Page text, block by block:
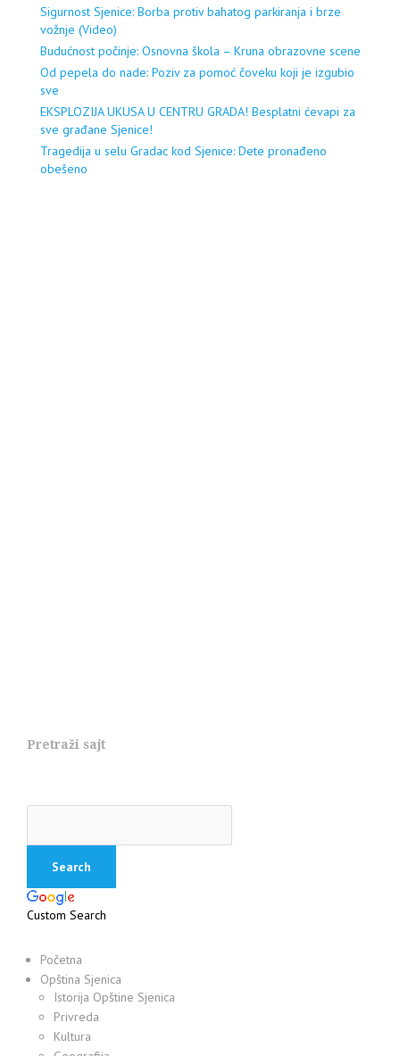
Sigurnost Sjenice: Borba protiv bahatog parkiranja i brze
vožnje (Video)
Budućnost počinje: Osnovna škola – Kruna obrazovne scene
Od pepela do nade: Poziv za pomoć čoveku koji je izgubio
sve
EKSPLOZIJA UKUSA U CENTRU GRADA! Besplatni ćevapi za
sve građane Sjenice!
Tragedija u selu Gradac kod Sjenice: Dete pronađeno
obešeno
Pretraži sajt
Custom Search
Početna
Opština Sjenica
Istorija Opštine Sjenica
Privreda
Kultura